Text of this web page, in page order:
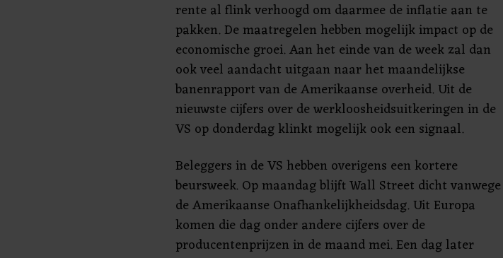
rente al flink verhoogd om daarmee de inflatie aan te
pakken. De maatregelen hebben mogelijk impact op de
economische groei. Aan het einde van de week zal dan
ook veel aandacht uitgaan naar het maandelijkse
banenrapport van de Amerikaanse overheid. Uit de
nieuwste cijfers over de werkloosheidsuitkeringen in de
VS op donderdag klinkt mogelijk ook een signaal.
Beleggers in de VS hebben overigens een kortere
beursweek. Op maandag blijft Wall Street dicht vanwege
de Amerikaanse Onafhankelijkheidsdag. Uit Europa
komen die dag onder andere cijfers over de
producentenprijzen in de maand mei. Een dag later